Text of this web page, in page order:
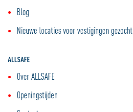
Blog
Nieuwe locaties voor vestigingen gezocht
ALLSAFE
Over ALLSAFE
Openingstijden